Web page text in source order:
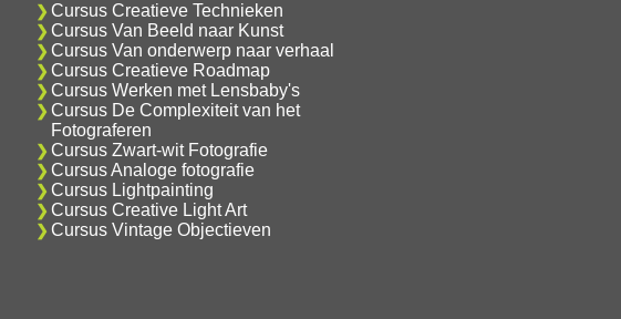
Cursus Creatieve Technieken
Cursus Van Beeld naar Kunst
Cursus Van onderwerp naar verhaal
Cursus Creatieve Roadmap
Cursus Werken met Lensbaby's
Cursus De Complexiteit van het
Fotograferen
Cursus Zwart-wit Fotografie
Cursus Analoge fotografie
Cursus Lightpainting
Cursus Creative Light Art
Cursus Vintage Objectieven